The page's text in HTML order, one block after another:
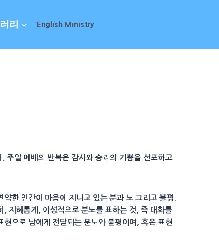
리 English Ministry
주일 예배의 반복은 감사와 승리의 기쁨을 선포하고
한 인간이 마음에 지니고 있는 분과 노 그리고 불평,
, 지혜롭게, 이성적으로 분노를 표하는 것, 즉 대화를
으로 남에게 전달되는 분노와 불평이며, 혹은 표현